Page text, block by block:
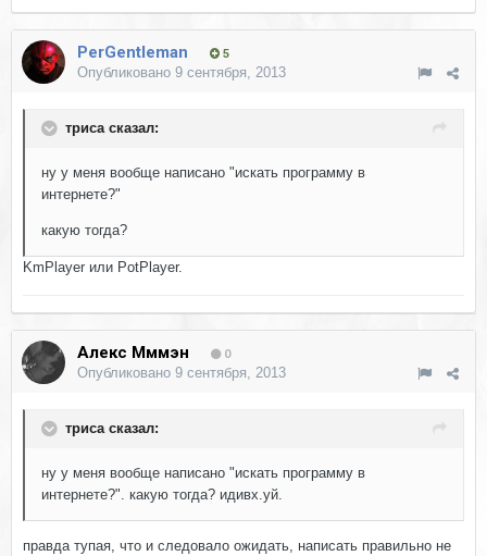
PerGentleman 5
Опубликовано 9 сентября, 2013
триса сказал:
ну у меня вообще написано "искать программу в
интернете?"
какую тогда?
KmPlayer или PotPlayer.
Алекс Мммэн 0
Опубликовано 9 сентября, 2013
триса сказал:
ну у меня вообще написано "искать программу в
интернете?". какую тогда? идивх.уй.
правда тупая, что и следовало ожидать, написать правильно не